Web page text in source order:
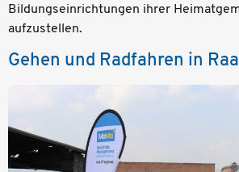
Bildungseinrichtungen ihrer
aufzustellen.
Gehen und Radfahren in